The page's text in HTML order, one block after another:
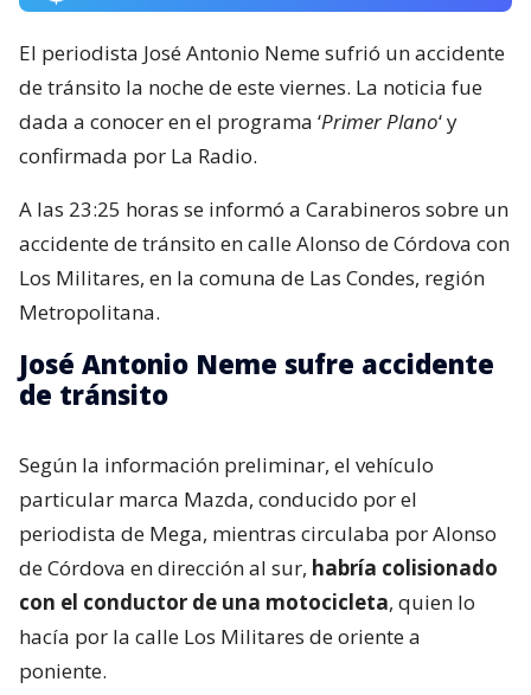
El periodista José Antonio Neme sufrió un accidente
de tránsito la noche de este viernes. La noticia fue
dada a conocer en el programa ‘Primer Plano‘ y
confirmada por La Radio.
A las 23:25 horas se informó a Carabineros sobre un
accidente de tránsito en calle Alonso de Córdova con
Los Militares, en la comuna de Las Condes, región
Metropolitana.
José Antonio Neme sufre accidente
de tránsito
Según la información preliminar, el vehículo
particular marca Mazda, conducido por el
periodista de Mega, mientras circulaba por Alonso
de Córdova en dirección al sur, habría colisionado
con el conductor de una motocicleta, quien lo
hacía por la calle Los Militares de oriente a
poniente.